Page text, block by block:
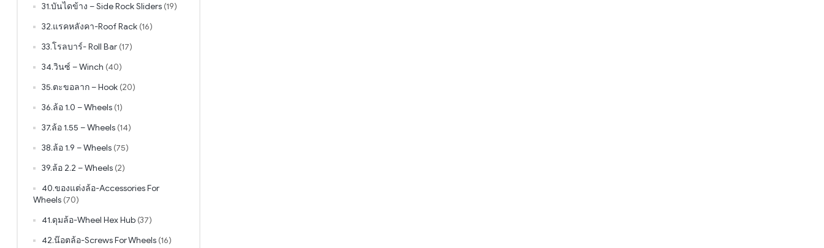
31.บันไดข้าง – Side Rock Sliders (19)
32.แรคหลังคา-Roof Rack (16)
33.โรลบาร์- Roll Bar (17)
34.วินซ์ – Winch (40)
35.ตะขอลาก – Hook (20)
36.ล้อ 1.0 – Wheels (1)
37.ล้อ 1.55 – Wheels (14)
38.ล้อ 1.9 – Wheels (75)
39.ล้อ 2.2 – Wheels (2)
40.ของแต่งล้อ-Accessories For
Wheels (70)
41.ดุมล้อ-Wheel Hex Hub (37)
42.น๊อตล้อ-Screws For Wheels (16)